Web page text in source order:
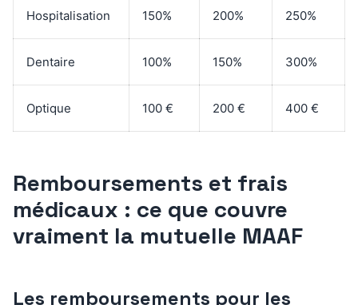
Hospitalisation 150% 200% 250%
Dentaire 100% 150% 300%
Optique 100 € 200 € 400 €
Remboursements et frais
médicaux : ce que couvre
vraiment la mutuelle MAAF
Les remboursements pour les